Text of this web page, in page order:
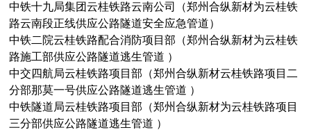
中铁十九局集团云桂铁路云南公司（郑州合纵新材为云桂铁
路云南段正线供应公路隧道安全应急管道）
中铁二院云桂铁路配合消防项目部（郑州合纵新材为云桂铁
路施工部供应公路隧道逃生管道 ）
中交四航局云桂铁路项目部（郑州合纵新材云桂铁路项目二
分部那莫一号供应公路隧道逃生管道 ）
中铁隧道局云桂铁路项目部（郑州合纵新材为云桂铁路项目
三分部供应公路隧道逃生管道 ）